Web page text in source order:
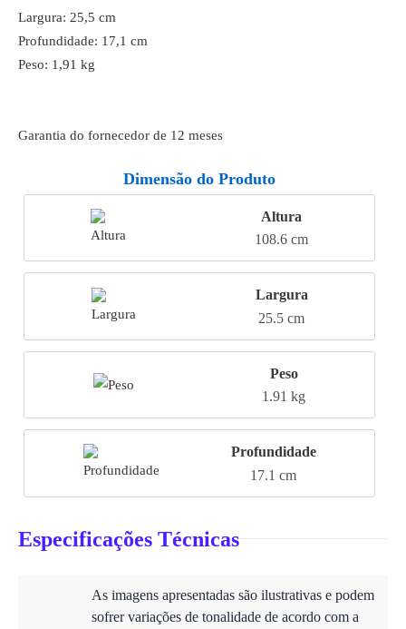
Largura: 25,5 cm
Profundidade: 17,1 cm
Peso: 1,91 kg
Garantia do fornecedor de 12 meses
Dimensão do Produto
Altura
108.6 cm
Largura
25.5 cm
Peso
1.91 kg
Profundidade
17.1 cm
Especificações Técnicas
As imagens apresentadas são ilustrativas e podem
sofrer variações de tonalidade de acordo com a